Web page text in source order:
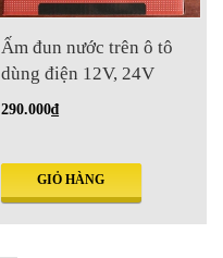
Ấm đun nước trên ô tô
dùng điện 12V, 24V
290.000₫
GIỎ HÀNG